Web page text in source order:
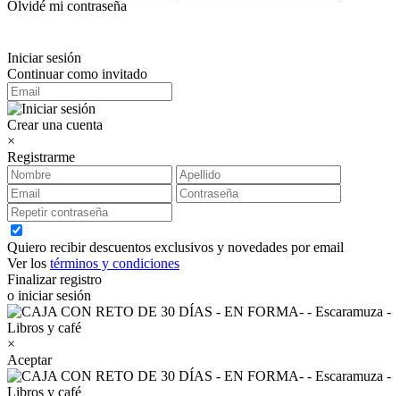
Olvidé mi contraseña
Iniciar sesión
Continuar como invitado
Crear una cuenta
×
Registrarme
Quiero recibir descuentos exclusivos y novedades por email
Ver los términos y condiciones
Finalizar registro
o iniciar sesión
×
Aceptar